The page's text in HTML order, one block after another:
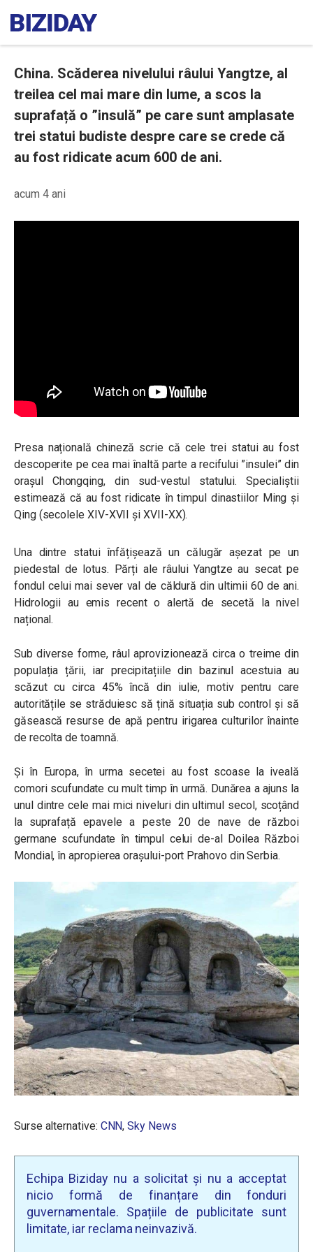
China. Scăderea nivelului râului Yangtze, al
treilea cel mai mare din lume, a scos la
suprafață o ”insulă” pe care sunt amplasate
trei statui budiste despre care se crede că
au fost ridicate acum 600 de ani.
acum 4 ani
Presa națională chineză scrie că cele trei statui au fost
descoperite pe cea mai înaltă parte a recifului ”insulei” din
orașul Chongqing, din sud-vestul statului. Specialiștii
estimează că au fost ridicate în timpul dinastiilor Ming și
Qing (secolele XIV-XVII și XVII-XX).
Una dintre statui înfățișează un călugăr așezat pe un
piedestal de lotus. Părți ale râului Yangtze au secat pe
fondul celui mai sever val de căldură din ultimii 60 de ani.
Hidrologii au emis recent o alertă de secetă la nivel
național.
Sub diverse forme, râul aprovizionează circa o treime din
populația țării, iar precipitațiile din bazinul acestuia au
scăzut cu circa 45% încă din iulie, motiv pentru care
autoritățile se străduiesc să țină situația sub control și să
găsească resurse de apă pentru irigarea culturilor înainte
de recolta de toamnă.
Și în Europa, în urma secetei au fost scoase la iveală
comori scufundate cu mult timp în urmă. Dunărea a ajuns la
unul dintre cele mai mici niveluri din ultimul secol, scoțând
la suprafață epavele a peste 20 de nave de război
germane scufundate în timpul celui de-al Doilea Război
Mondial, în apropierea orașului-port Prahovo din Serbia.
Surse alternative: CNN,Sky News
Echipa Biziday nu a solicitat și nu a acceptat
nicio formă de finanțare din fonduri
guvernamentale. Spațiile de publicitate sunt
limitate, iar reclama neinvazivă.